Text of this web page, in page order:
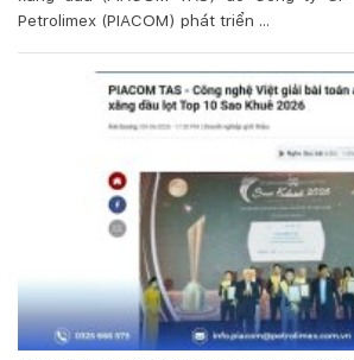
Petrolimex (PIACOM) phát triển ...